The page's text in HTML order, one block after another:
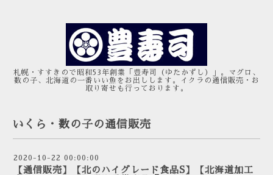
札幌・すすきので昭和53年創業「豊寿司（ゆたかずし）」。マグロ、
数の子、北海道の一番いい魚をお出しします。イクラの通信販売・お
取り寄せも行っております。
いくら・数の子の通信販売
2020-10-22 00:00:00
【通信販売】【北のハイグレード食品S】【北海道加工